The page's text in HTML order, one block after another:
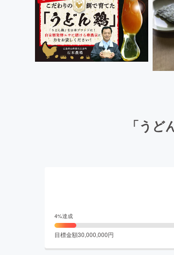
「う
4%達成
目標金額30,000,000円